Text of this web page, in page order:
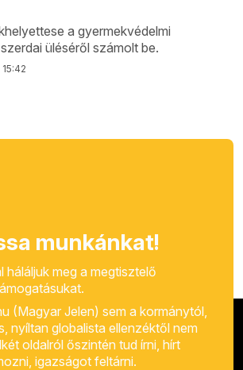
a gyermekvédelmi
üléséről számolt be.
munkánkat!
háláljuk meg a megtisztelő
(Magyar Jelen) sem a kormánytól,
nyíltan globalista ellenzéktől nem
oldalról őszintén tud írni, hírt
igazságot feltárni.